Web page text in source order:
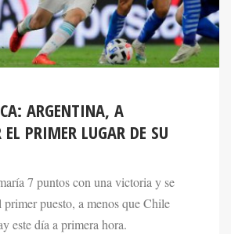
ARGENTINA, A
PRIMER LUGAR DE SU
7 puntos con una victoria y se
puesto, a menos que Chile
este día a primera hora.